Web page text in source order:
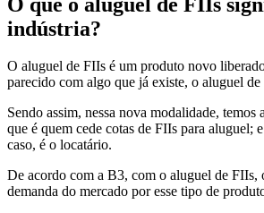
indústria?
O aluguel de FIIs é um produto novo
parecido com algo que já existe, o aluguel de
Sendo assim, nessa nova modalidade, temos
que é quem cede cotas de FIIs para aluguel;
caso, é o locatário.
De acordo com a B3, com o aluguel de FIIs,
demanda do mercado por esse tipo de